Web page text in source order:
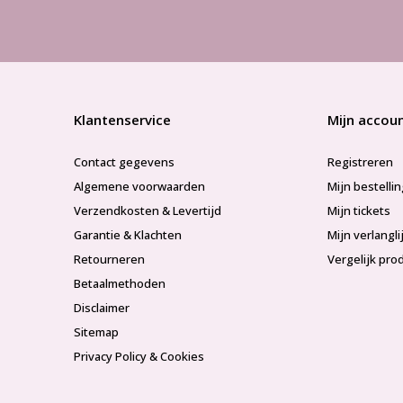
Klantenservice
Contact gegevens
Algemene voorwaarden
Verzendkosten & Levertijd
Garantie & Klachten
Retourneren
Betaalmethoden
Disclaimer
Sitemap
Privacy Policy & Cookies
Mijn
Registreren
Mijn
Mijn tickets
Mijn
Vergelijk